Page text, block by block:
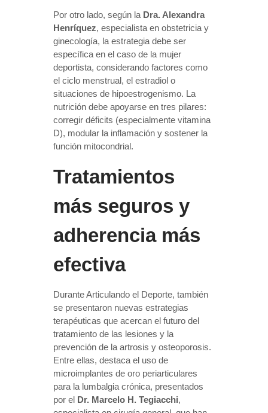
Por otro lado, según la Dra. Alexandra
Henríquez, especialista en obstetricia y
ginecología, la estrategia debe ser
específica en el caso de la mujer
deportista, considerando factores como
el ciclo menstrual, el estradiol o
situaciones de hipoestrogenismo. La
nutrición debe apoyarse en tres pilares:
corregir déficits (especialmente vitamina
D), modular la inflamación y sostener la
función mitocondrial.
Tratamientos
más seguros y
adherencia más
efectiva
Durante Articulando el Deporte, también
se presentaron nuevas estrategias
terapéuticas que acercan el futuro del
tratamiento de las lesiones y la
prevención de la artrosis y osteoporosis.
Entre ellas, destaca el uso de
microimplantes de oro periarticulares
para la lumbalgia crónica, presentados
por el Dr. Marcelo H. Tegiacchi,